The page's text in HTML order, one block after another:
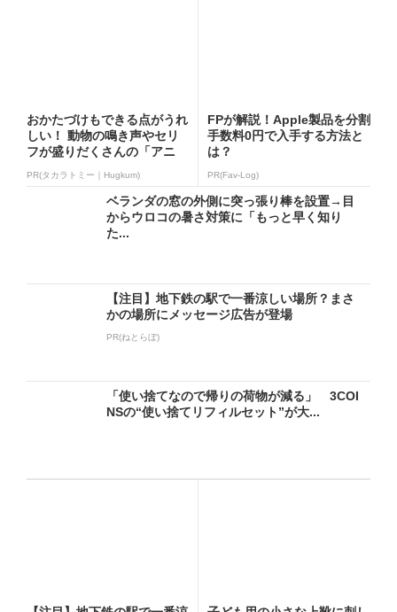
おかたづけもできる点がうれ
しい！ 動物の鳴き声やセリ
フが盛りだくさんの「アニ
PR(タカラトミー｜Hugkum)
FPが解説！Apple製品を分割
手数料0円で入手する方法と
は？
PR(Fav-Log)
ベランダの窓の外側に突っ張り棒を設置→目
からウロコの暑さ対策に「もっと早く知り
た...
【注目】地下鉄の駅で一番涼しい場所？まさ
かの場所にメッセージ広告が登場
PR(ねとらぼ)
「使い捨てなので帰りの荷物が減る」 3COI
NSの“使い捨てリフィルセット”が大...